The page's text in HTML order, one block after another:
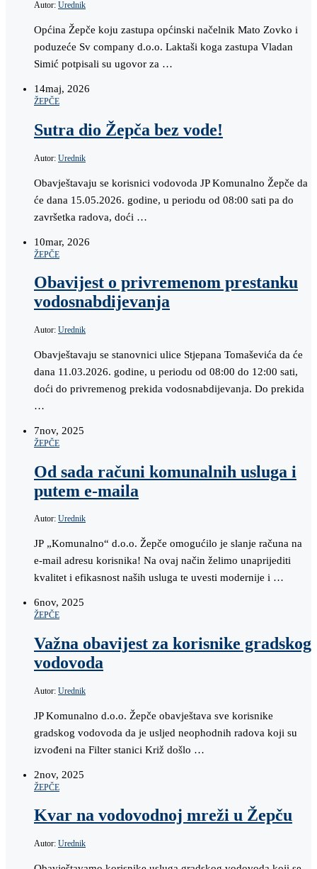
Autor: Urednik
Općina Žepče koju zastupa općinski načelnik Mato Zovko i
poduzeće Sv company d.o.o. Laktaši koga zastupa Vladan
Simić potpisali su ugovor za …
14maj, 2026
ŽEPČE
Sutra dio Žepča bez vode!
Autor: Urednik
Obavještavaju se korisnici vodovoda JP Komunalno Žepče da
će dana 15.05.2026. godine, u periodu od 08:00 sati pa do
završetka radova, doći …
10mar, 2026
ŽEPČE
Obavijest o privremenom prestanku
vodosnabdijevanja
Autor: Urednik
Obavještavaju se stanovnici ulice Stjepana Tomaševića da će
dana 11.03.2026. godine, u periodu od 08:00 do 12:00 sati,
doći do privremenog prekida vodosnabdijevanja. Do prekida
…
7nov, 2025
ŽEPČE
Od sada računi komunalnih usluga i
putem e-maila
Autor: Urednik
JP „Komunalno“ d.o.o. Žepče omogućilo je slanje računa na
e-mail adresu korisnika! Na ovaj način želimo unaprijediti
kvalitet i efikasnost naših usluga te uvesti modernije i …
6nov, 2025
ŽEPČE
Važna obavijest za korisnike gradskog
vodovoda
Autor: Urednik
JP Komunalno d.o.o. Žepče obavještava sve korisnike
gradskog vodovoda da je usljed neophodnih radova koji su
izvođeni na Filter stanici Križ došlo …
2nov, 2025
ŽEPČE
Kvar na vodovodnoj mreži u Žepču
Autor: Urednik